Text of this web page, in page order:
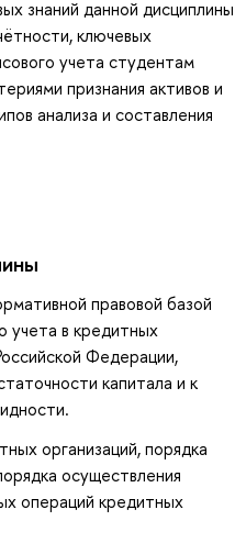
знаний данной дисциплины
ключевых
учета студентам
признания активов и
анализа и составления
правовой базой
учета в кредитных
Федерации,
капитала и к
организаций, порядка
осуществления
операций кредитных